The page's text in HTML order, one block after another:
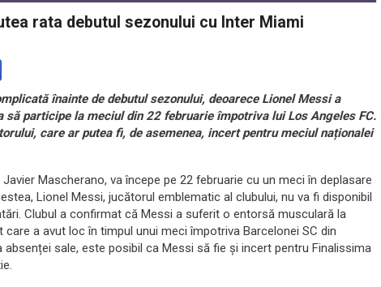
rata debutul sezonului cu Inter Miami
înainte de debutul sezonului, deoarece Lionel Messi a
participe la meciul din 22 februarie împotriva lui Los Angeles FC.
care ar putea fi, de asemenea, incert pentru meciul naționalei
Mascherano, va începe pe 22 februarie cu un meci în deplasare
Lionel Messi, jucătorul emblematic al clubului, nu va fi disponibil
Clubul a confirmat că Messi a suferit o entorsă musculară la
a avut loc în timpul unui meci împotriva Barcelonei SC din
sale, este posibil ca Messi să fie și incert pentru Finalissima